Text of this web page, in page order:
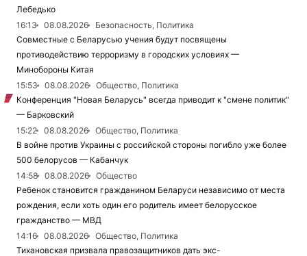
Лебедько
16:13
08.08.2026
Безопасность, Политика
Совместные с Беларусью учения будут посвящены
противодействию терроризму в городских условиях —
Минобороны Китая
15:53
08.08.2026
Общество, Политика
Конференция "Новая Беларусь" всегда приводит к "смене политик"
— Барковский
15:22
08.08.2026
Общество, Политика
В войне против Украины с российской стороны погибло уже более
500 белорусов — Кабанчук
14:58
08.08.2026
Общество
Ребенок становится гражданином Беларуси независимо от места
рождения, если хоть один его родитель имеет белорусское
гражданство — МВД
14:16
08.08.2026
Общество, Политика
Тихановская призвала правозащитников дать экс-